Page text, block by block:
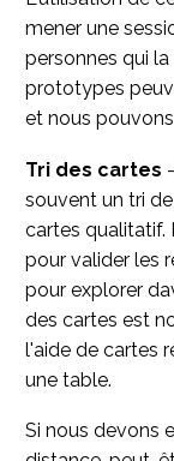
mener une
personnes qui
prototypes
et nous
Tri des cartes
souvent un tri
cartes qualitatif.
pour valider les
pour explorer
des cartes est
l'aide de cartes
une table.
Si nous devons